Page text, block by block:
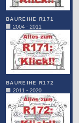
BAUREIHE R171
2004 - 2011
BAUREIHE R172
2011 - 2020